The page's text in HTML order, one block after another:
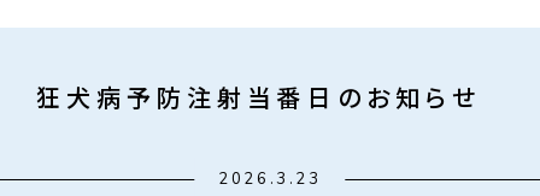
狂犬病予防注射当番日のお知らせ
2026.3.23